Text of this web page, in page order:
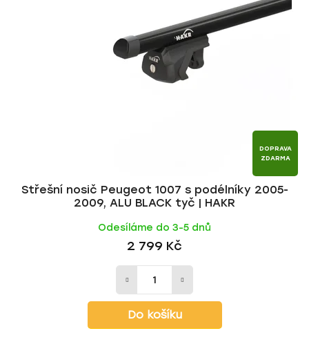
DOPRAVA
ZDARMA
Střešní nosič Peugeot 1007 s podélníky 2005-
2009, ALU BLACK tyč | HAKR
Odesíláme do 3-5 dnů
2 799 Kč
Do košíku